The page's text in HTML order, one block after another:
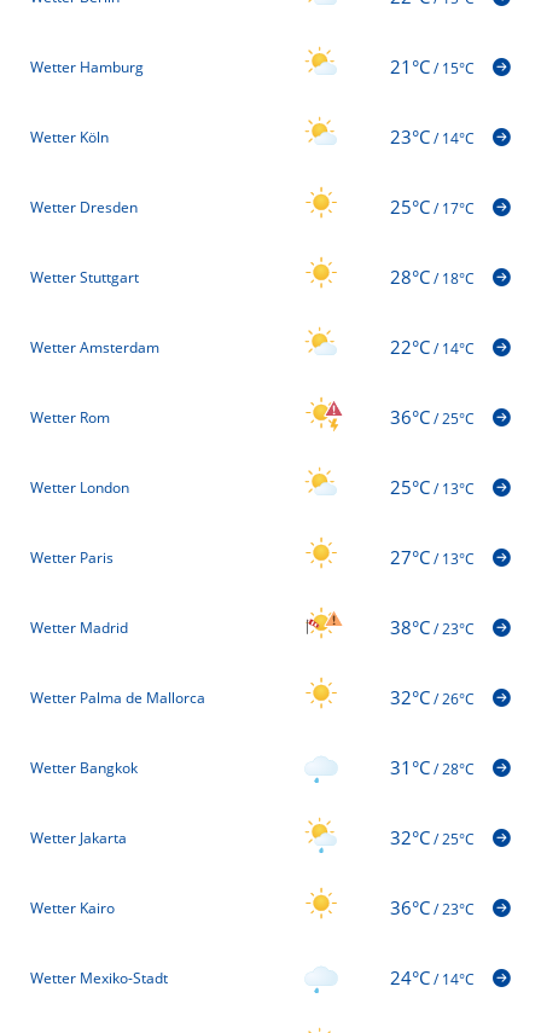
Wetter Hamburg 21°C/15°C
Wetter Köln 23°C/14°C
Wetter Dresden 25°C/17°C
Wetter Stuttgart 28°C/18°C
Wetter Amsterdam 22°C/14°C
Wetter Rom 36°C/25°C
Wetter London 25°C/13°C
Wetter Paris 27°C/13°C
Wetter Madrid 38°C/23°C
Wetter Palma de Mallorca 32°C/26°C
Wetter Bangkok 31°C/28°C
Wetter Jakarta 32°C/25°C
Wetter Kairo 36°C/23°C
Wetter Mexiko-Stadt 24°C/14°C